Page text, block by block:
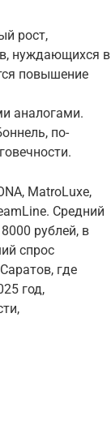
рост,
нуждающихся в
повышение
аналогами.
по-
MatroLuxe,
Средний
рублей, в
спрос
где
год,